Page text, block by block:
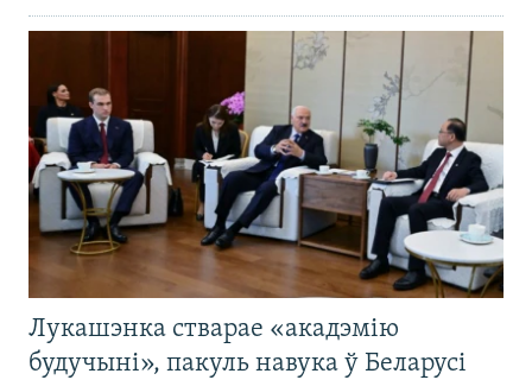
Лукашэнка стварае «акадэмію
будучыні», пакуль навука ў Беларусі